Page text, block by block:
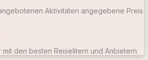
Aktivitäten angegebene Preis
mit den besten Reiselitern und Anbietern